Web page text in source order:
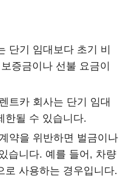
단기 임대보다 초기 비
증금이나 선불 요금이
트카 회사는 단기 임대
한될 수 있습니다.
약을 위반하면 벌금이나
습니다. 예를 들어, 차량
로 사용하는 경우입니다.